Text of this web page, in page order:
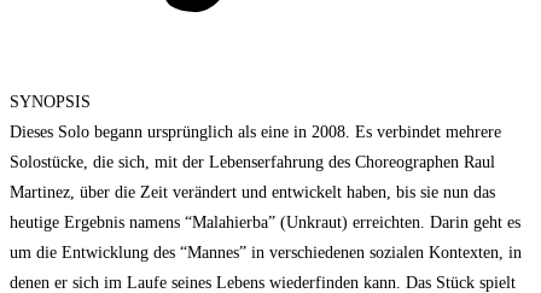
SYNOPSIS
Dieses Solo begann ursprünglich als eine in 2008. Es verbindet mehrere
Solostücke, die sich, mit der Lebenserfahrung des Choreographen Raul
Martinez, über die Zeit verändert und entwickelt haben, bis sie nun das
heutige Ergebnis namens “Malahierba” (Unkraut) erreichten. Darin geht es
um die Entwicklung des “Mannes” in verschiedenen sozialen Kontexten, in
denen er sich im Laufe seines Lebens wiederfinden kann. Das Stück spielt